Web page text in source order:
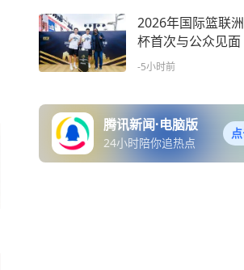
2026年国际篮联
杯首次与公众见面
-5小时前
腾讯新闻·电脑版
24小时陪你追热点